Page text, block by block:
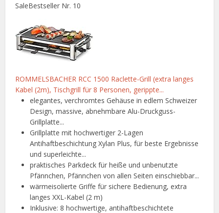
SaleBestseller Nr. 10
ROMMELSBACHER RCC 1500 Raclette-Grill (extra langes
Kabel (2m), Tischgrill für 8 Personen, gerippte...
elegantes, verchromtes Gehäuse in edlem Schweizer
Design, massive, abnehmbare Alu-Druckguss-
Grillplatte...
Grillplatte mit hochwertiger 2-Lagen
Antihaftbeschichtung Xylan Plus, für beste Ergebnisse
und superleichte...
praktisches Parkdeck für heiße und unbenutzte
Pfännchen, Pfännchen von allen Seiten einschiebbar...
wärmeisolierte Griffe für sichere Bedienung, extra
langes XXL-Kabel (2 m)
Inklusive: 8 hochwertige, antihaftbeschichtete